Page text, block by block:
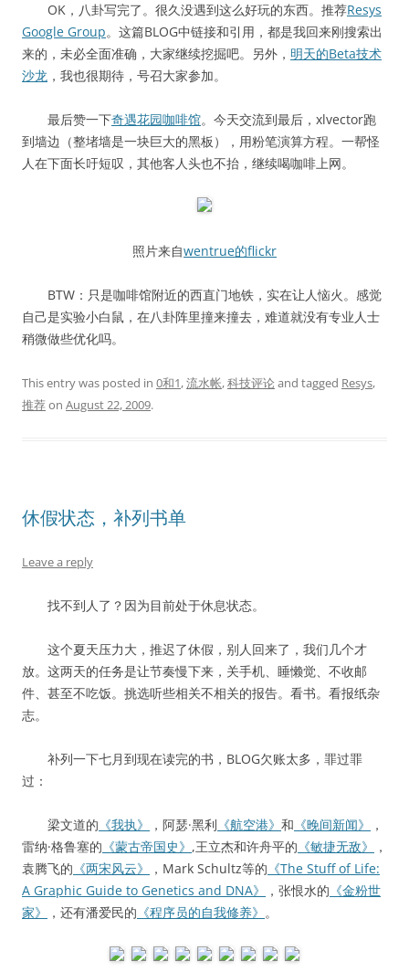
OK，八卦写完了。很久没遇到这么好玩的东西。推荐Resys
Google Group。这篇BLOG中链接和引用，都是我回来刚搜索出
来的，未必全面准确，大家继续挖掘吧。另外， 明天的Beta技术
沙龙 ，我也很期待，号召大家参加。
最后赞一下奇遇花园咖啡馆。今天交流到最后，xlvector跑
到墙边（整堵墙是一块巨大的黑板），用粉笔演算方程。一帮怪
人在下面长吁短叹，其他客人头也不抬，继续喝咖啡上网。
照片来自wentrue的flickr
BTW：只是咖啡馆附近的西直门地铁，实在让人恼火。感觉
自己是实验小白鼠，在八卦阵里撞来撞去，难道就没有专业人士
稍微做些优化吗。
This entry was posted in 0和1,流水帐,科技评论and tagged Resys,
推荐on August 22, 2009.
休假状态，补列书单
Leave a reply
找不到人了？因为目前处于休息状态。
这个夏天压力大，推迟了休假，别人回来了，我们几个才
放。这两天的任务是让节奏慢下来，关手机、睡懒觉、不收邮
件、甚至不吃饭。挑选听些相关不相关的报告。看书。看报纸杂
志。
补列一下七月到现在读完的书，BLOG欠账太多，罪过罪
过：
梁文道的 《我执》 ，阿瑟·黑利 《航空港》 和 《晚间新闻》
，
雷纳·格鲁塞的 《蒙古帝国史》 ,王立杰和许舟平的 《敏捷无敌》
，
袁腾飞的 《两宋风云》 ，Mark Schultz等的 《The Stuff of Life:
A Graphic Guide to Genetics and DNA》
，张恨水的 《金粉世
家》
，还有潘爱民的 《程序员的自我修养》 。